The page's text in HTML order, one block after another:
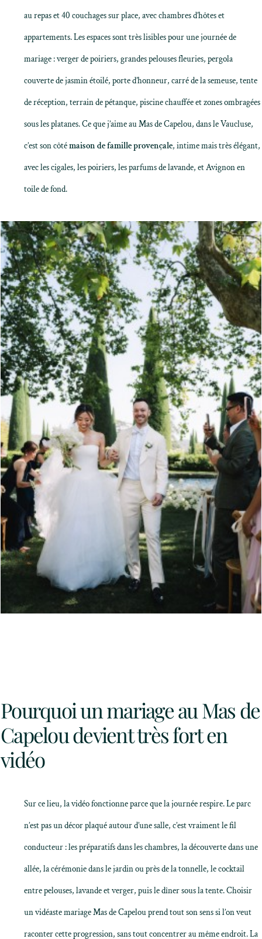
au repas et 40 couchages sur place, avec chambres d’hôtes et
appartements. Les espaces sont très lisibles pour une journée de
mariage : verger de poiriers, grandes pelouses fleuries, pergola
couverte de jasmin étoilé, porte d’honneur, carré de la semeuse, tente
de réception, terrain de pétanque, piscine chauffée et zones ombragées
sous les platanes. Ce que j’aime auMas de Capelou, dans leVaucluse,
c’est son côtémaison de famille provençale, intime mais très élégant,
avec les cigales, les poiriers, les parfums de lavande, et Avignon en
toile de fond.
Pourquoi un mariage au Mas de
Capelou devient très fort en
vidéo
Sur ce lieu, la vidéo fonctionne parce que la journée respire. Le parc
n’est pas un décor plaqué autour d’une salle, c’est vraiment le fil
conducteur : les préparatifs dans les chambres, la découverte dans une
allée, la cérémonie dans le jardin ou près de la tonnelle, le cocktail
entre pelouses, lavande et verger, puis le dîner sous la tente. Choisir
un vidéaste mariage Mas de Capelou prend tout son sens si l’on veut
raconter cette progression, sans tout concentrer au même endroit. La